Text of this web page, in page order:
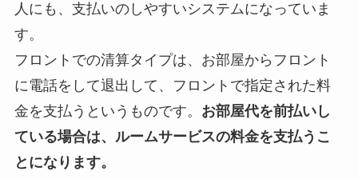
人にも、支払いのしやすいシステムになっていま
す。
フロントでの清算タイプは、お部屋からフロント
に電話をして退出して、フロントで指定された料
金を支払うというものです。 お部屋代を前払いし
ている場合は、ルームサービスの料金を支払うこ
とになります。